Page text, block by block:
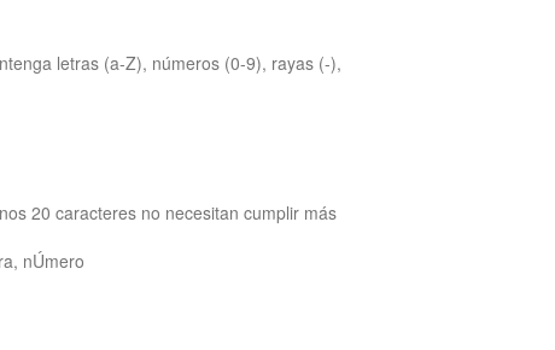
letras (a-Z), números (0-9), rayas (-),
20 caracteres no necesitan cumplir más
nÚmero